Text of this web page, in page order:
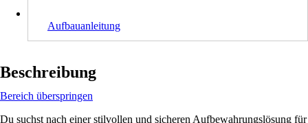
Aufbauanleitung
Beschreibung
Bereich überspringen
Du suchst nach einer stilvollen und sicheren Aufbewahrungslösung für